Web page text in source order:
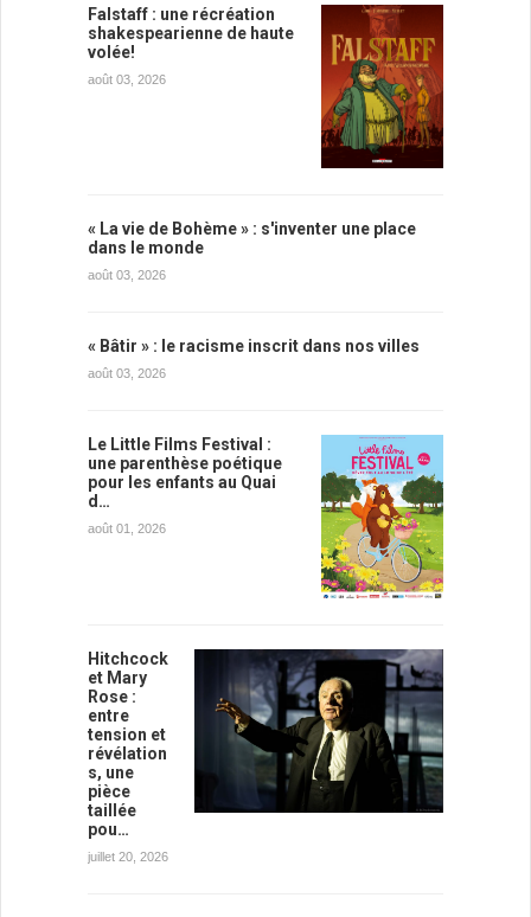
Falstaff : une récréation
shakespearienne de haute
volée!
août 03, 2026
« La vie de Bohème » : s'inventer une place
dans le monde
août 03, 2026
« Bâtir » : le racisme inscrit dans nos villes
août 03, 2026
Le Little Films Festival :
une parenthèse poétique
pour les enfants au Quai
d…
août 01, 2026
Hitchcock
et Mary
Rose :
entre
tension et
révélation
s, une
pièce
taillée
pou…
juillet 20, 2026